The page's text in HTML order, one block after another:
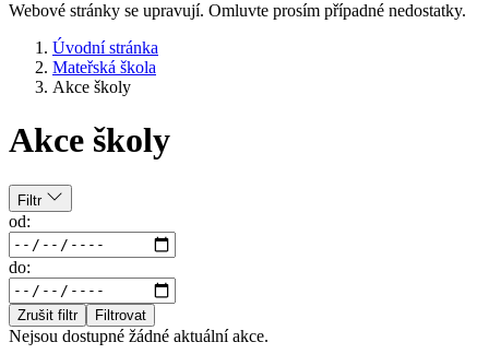
Webové stránky se upravují. Omluvte prosím případné nedostatky.
Úvodní stránka
Mateřská škola
Akce školy
Akce školy
Filtr
od:
do:
Zrušit filtr Filtrovat
Nejsou dostupné žádné aktuální akce.